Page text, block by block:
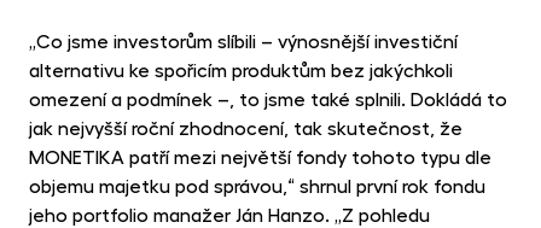
„Co jsme investorům slíbili – výnosnější investiční
alternativu ke spořicím produktům bez jakýchkoli
omezení a podmínek –, to jsme také splnili. Dokládá to
jak nejvyšší roční zhodnocení, tak skutečnost, že
MONETIKA patří mezi největší fondy tohoto typu dle
objemu majetku pod správou,“ shrnul první rok fondu
jeho portfolio manažer Ján Hanzo. „Z pohledu